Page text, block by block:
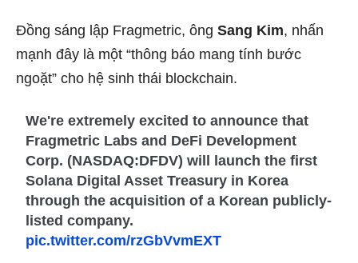
Đồng sáng lập Fragmetric, ông Sang Kim, nhấn
mạnh đây là một “thông báo mang tính bước
ngoặt” cho hệ sinh thái blockchain.
We're extremely excited to announce that
Fragmetric Labs and DeFi Development
Corp. (NASDAQ:DFDV) will launch the first
Solana Digital Asset Treasury in Korea
through the acquisition of a Korean publicly-
listed company.
pic.twitter.com/rzGbVvmEXT